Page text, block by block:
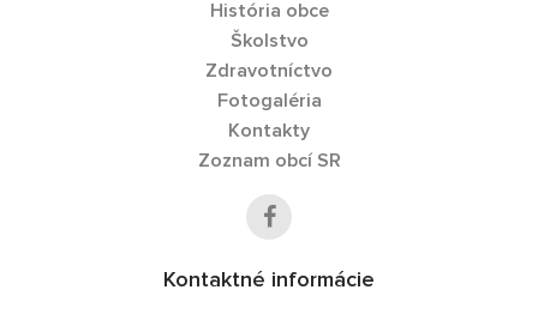
História obce
Školstvo
Zdravotníctvo
Fotogaléria
Kontakty
Zoznam obcí SR
Kontaktné informácie